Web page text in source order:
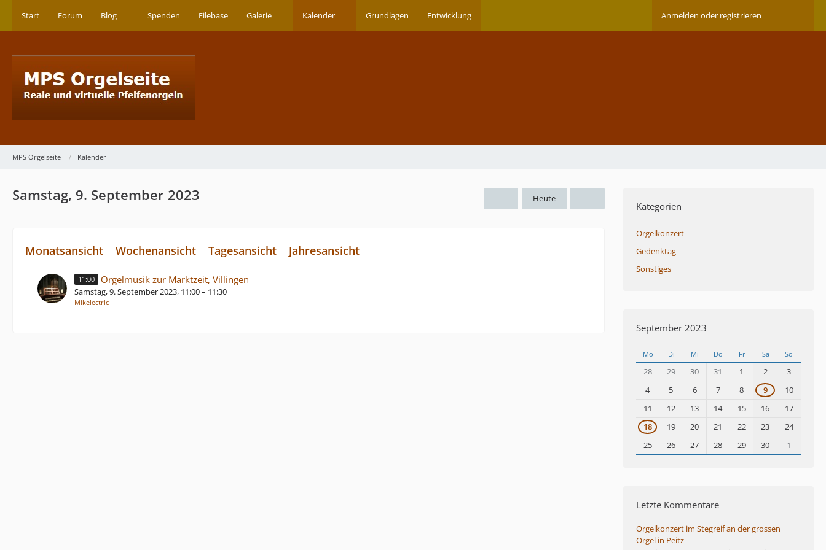
Start Forum Blog Spenden Filebase Galerie Kalender Grundlagen Entwicklung Anmelden oder registrieren
MPS Orgelseite Kalender
Samstag, 9. September 2023 Heute
Monatsansicht Wochenansicht Tagesansicht Jahresansicht
11:00 Orgelmusik zur Marktzeit, Villingen
Samstag, 9. September 2023, 11:00 – 11:30
Mikelectric
Kategorien
Orgelkonzert
Gedenktag
Sonstiges
September 2023
Mo Di Mi Do Fr Sa So
28 29 30 31 1 2
3
4
5 6 7 8 9
10
11
12 13 14 15 16
17
18
19 20 21 22 23
24
25
26 27 28 29 30 1
Letzte Kommentare
Orgelkonzert im Stegreif an der grossen
Orgel in Peitz